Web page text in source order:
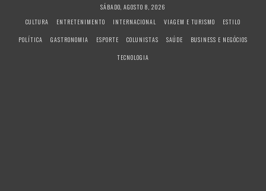
SÁBADO, AGOSTO 8, 2026
CULTURA
ENTRETENIMENTO INTERNACIONAL VIAGEM E TURISMO
ESTILO
POLÍTICA
GASTRONOMIA ESPORTE COLUNISTAS SAÚDE
BUSINESS E NEGÓCIOS
TECNOLOGIA